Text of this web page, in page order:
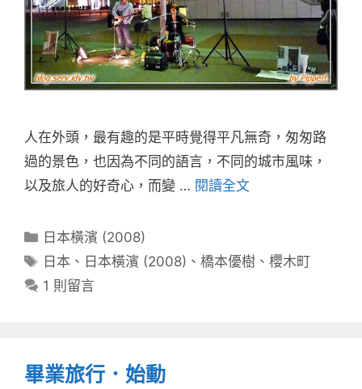
人在外頭，最有趣的是平時覺得平凡無奇，匆匆路
過的景色，也因為不同的語言，不同的城市風味，
以及旅人的好奇心，而變 … 閱讀全文
分
類
日本橫濱 (2008)
標
籤
日本 、 日本橫濱 (2008) 、橋本優樹 、櫻木町
1 則留言
畢業旅行．始動